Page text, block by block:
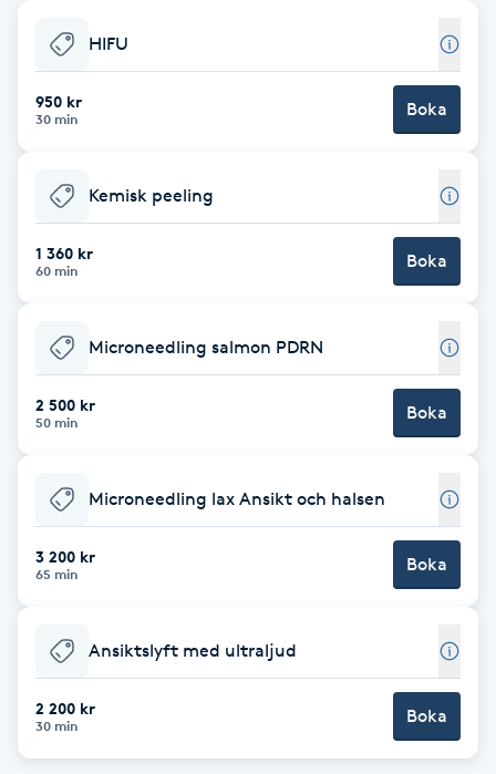
Babylights
Balayage
Barber
BIAB
Blowout
Brynfärgning
Brynplockning
Bröllopsuppsättning
C
HIFU
950 kr
30 min Boka
Kemisk peeling
1 360 kr
60 min Boka
Microneedling salmon PDRN
2 500 kr
50 min Boka
Microneedling lax Ansikt och halsen
3 200 kr
65 min Boka
Ansiktslyft med ultraljud
2 200 kr
30 min Boka